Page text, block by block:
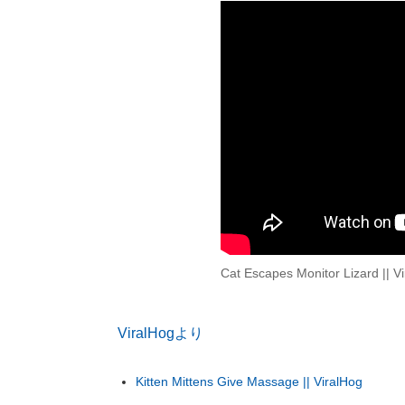
Cat Escapes Monitor Lizard ||
ViralHogより
Kitten Mittens Give Massage || ViralHog